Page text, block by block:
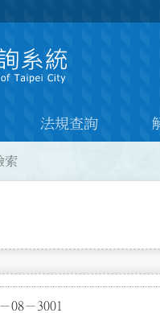
法規查詢
索
08－3001